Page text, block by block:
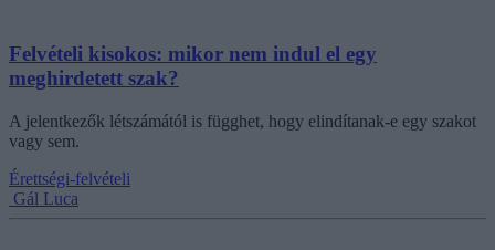
Felvételi kisokos: mikor nem indul el egy
meghirdetett szak?
A jelentkezők létszámától is függhet, hogy elindítanak-e egy szakot
vagy sem.
Érettségi-felvételi
Gál Luca